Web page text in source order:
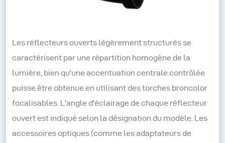
Les réflecteurs ouverts légèrement structurés se
caractérisent par une répartition homogène de la
lumière, bien qu'une accentuation centrale contrôlée
puisse être obtenue en utilisant des torches broncolor
focalisables. L'angle d'éclairage de chaque réflecteur
ouvert est indiqué selon la désignation du modèle. Les
accessoires optiques (comme les adaptateurs de